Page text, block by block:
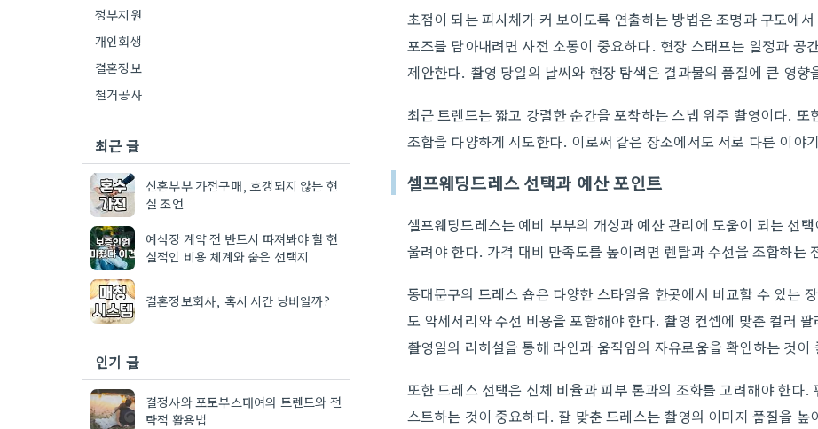
초점이 되는 피사체가 커 보이도록 연출하는 방법은 조명과 구도에
포즈를 담아내려면 사전 소통이 중요하다. 현장 스태프는 일정과 공
제안한다. 촬영 당일의 날씨와 현장 탐색은 결과물의 품질에 큰 영향
최근 트렌드는 짧고 강렬한 순간을 포착하는 스냅 위주 촬영이다.
조합을 다양하게 시도한다. 이로써 같은 장소에서도 서로 다른 이야
셀프웨딩드레스 선택과 예산 포인트
셀프웨딩드레스는 예비 부부의 개성과 예산 관리에 도움이 되는 선
울려야 한다. 가격 대비 만족도를 높이려면 렌탈과 수선을 조합하는
동대문구의 드레스 숍은 다양한 스타일을 한곳에서 비교할 수 있는
도 악세서리와 수선 비용을 포함해야 한다. 촬영 컨셉에 맞춘 컬러
촬영일의 리허설을 통해 라인과 움직임의 자유로움을 확인하는 것이
또한 드레스 선택은 신체 비율과 피부 톤과의 조화를 고려해야 한다
스트하는 것이 중요하다. 잘 맞춘 드레스는 촬영의 이미지 품질을 높
정부지원
개인회생
결혼정보
철거공사
최근 글
신혼부부 가전구매, 호갱되지 않는 현
실 조언
예식장 계약 전 반드시 따져봐야 할 현
실적인 비용 체계와 숨은 선택지
결혼정보회사, 혹시 시간 낭비일까?
인기 글
결정사와 포토부스대여의 트렌드와 전
략적 활용법